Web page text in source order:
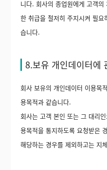
니다. 회사의 종업원에게 고객
한 취급을 철저히 주지시켜 필요
습니다.
8.보유 개인데이터에
회사 보유의 개인데이터 이용목
용목적과 같습니다.
회사는 고객 본인 또는 그 대리
용목적을 통지하도록 요청받은
해당하는 경우를 제외하고는 지